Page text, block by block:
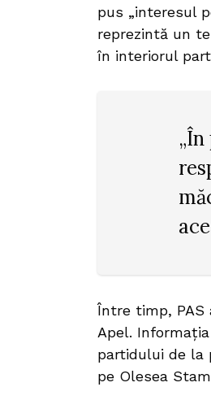
pus „interesul
reprezintă un
în interiorul
Între timp, PAS
Apel.
partidului de la
pe Olesea